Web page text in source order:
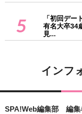
5
「初回デー
有名大卒34
見...
インフ
SPA!Web編集部 編集